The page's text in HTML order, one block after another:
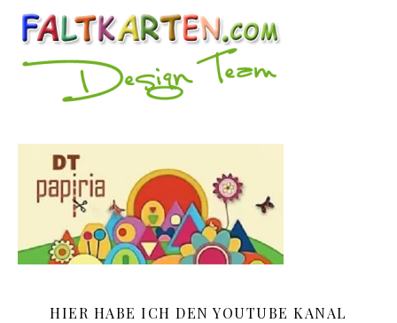
HIER HABE ICH DEN YOUTUBE KANAL